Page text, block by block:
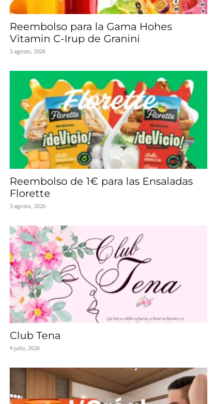
Reembolso para la Gama Hohes
Vitamin C-Irup de Granini
3 agosto, 2026
Reembolso de 1€ para las Ensaladas
Florette
3 agosto, 2026
Club Tena
9 julio, 2026